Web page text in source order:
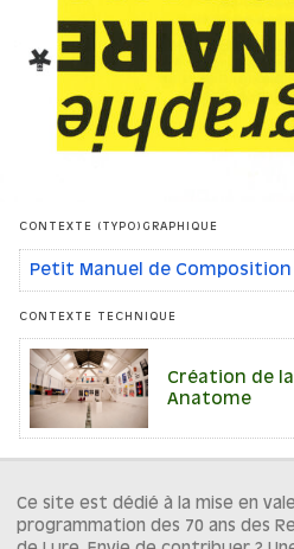
CONTEXTE (TYPO)GRAPHIQUE
Petit Manuel de
CONTEXTE TECHNIQUE
Création de
Anatome
Ce site est dédié à la mise en
programmation des 70 ans des